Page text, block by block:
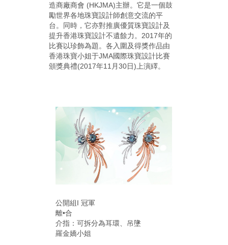
造商廠商會 (HKJMA)主辦。它是一個鼓
勵世界各地珠寶設計師創意交流的平
台。同時，它亦對推廣優質珠寶設計及
提升香港珠寶設計不遺餘力。2017年的
比賽以珍飾為題。各入圍及得獎作品由
香港珠寶小姐于JMA國際珠寶設計比賽
頒獎典禮(2017年11月30日)上演繹。
公開組I 冠軍
離•合
介指：可拆分為耳環、吊墬
羅金嬌小姐